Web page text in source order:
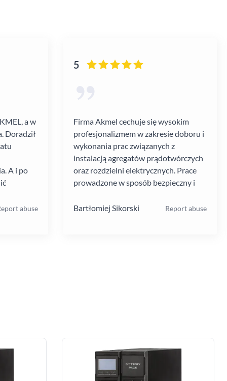
a w
Doradził
A i po
abuse
5
Firma Akmel cechuje się wysokim
profesjonalizmem w zakresie doboru i
wykonania prac związanych z
instalacją agregatów prądotwórczych
oraz rozdzielni elektrycznych. Prace
prowadzone w sposób bezpieczny i
Jakość i rodzaj stosowanych
Bartłomiej Sikorski Report abuse